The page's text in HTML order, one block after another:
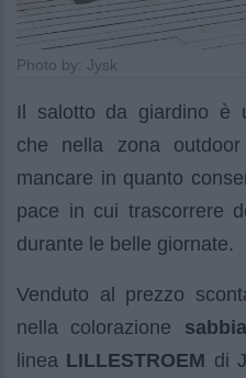
Photo by: Jysk
Il salotto da giardino è
che nella zona
mancare in quanto
pace in cui trascorrere
durante le belle giornate.
Venduto al prezzo
nella colorazione
linea LILLESTROEM di